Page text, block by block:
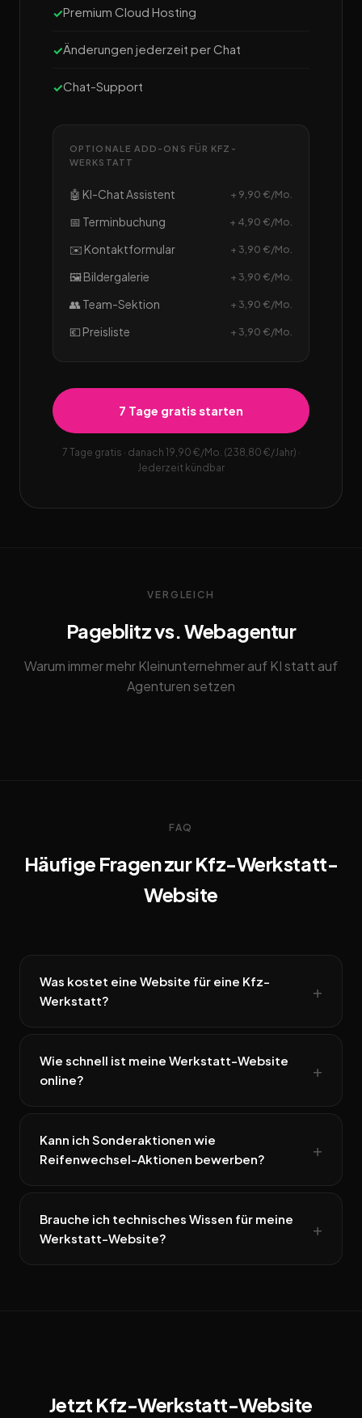
Premium Cloud Hosting
Änderungen jederzeit per Chat
Chat-Support
OPTIONALE ADD-ONS FÜR KFZ-
WERKSTATT
🤖 KI-Chat Assistent + 9,90 €/Mo.
📅 Terminbuchung + 4,90 €/Mo.
✉️ Kontaktformular + 3,90 €/Mo.
🖼️ Bildergalerie + 3,90 €/Mo.
👥 Team-Sektion + 3,90 €/Mo.
💶 Preisliste + 3,90 €/Mo.
7 Tage gratis starten
7 Tage gratis · danach 19,90 €/Mo. (238,80 €/Jahr) ·
Jederzeit kündbar
VERGLEICH
Pageblitz vs. Webagentur
Warum immer mehr Kleinunternehmer auf KI statt auf
Agenturen setzen
FAQ
Häufige Fragen zur Kfz-Werkstatt-
Website
Was kostet eine Website für eine Kfz-
Werkstatt?
Wie schnell ist meine Werkstatt-Website
online?
Kann ich Sonderaktionen wie
Reifenwechsel-Aktionen bewerben?
Brauche ich technisches Wissen für meine
Werkstatt-Website?
Jetzt Kfz-Werkstatt-Website